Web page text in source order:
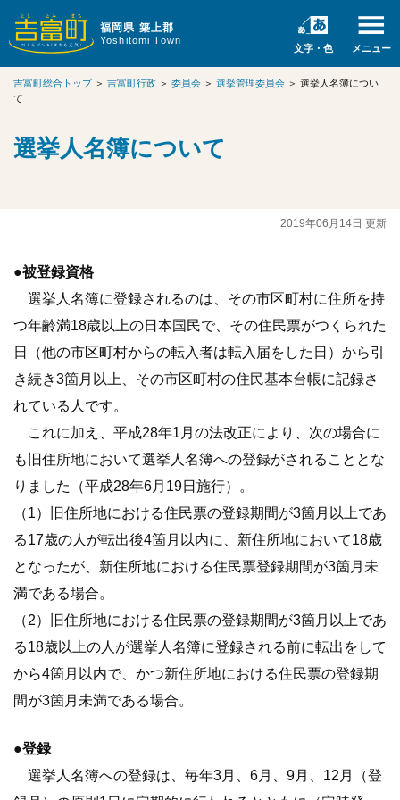
福岡県 築上郡
Yoshitomi Town
文字・色 メニュー
吉富町総合トップ＞ 吉富町行政 ＞ 委員会 ＞ 選挙管理委員会 ＞ 選挙人名簿につい
て
選挙人名簿について
2019年06月14日 更新
●被登録資格
選挙人名簿に登録されるのは、その市区町村に住所を持
つ年齢満18歳以上の日本国民で、その住民票がつくられた
日（他の市区町村からの転入者は転入届をした日）から引
き続き3箇月以上、その市区町村の住民基本台帳に記録さ
れている人です。
これに加え、平成28年1月の法改正により、次の場合に
も旧住所地において選挙人名簿への登録がされることとな
りました（平成28年6月19日施行）。
（1）旧住所地における住民票の登録期間が3箇月以上であ
る17歳の人が転出後4箇月以内に、新住所地において18歳
となったが、新住所地における住民票登録期間が3箇月未
満である場合。
（2）旧住所地における住民票の登録期間が3箇月以上であ
る18歳以上の人が選挙人名簿に登録される前に転出をして
から4箇月以内で、かつ新住所地における住民票の登録期
間が3箇月未満である場合。
●登録
選挙人名簿への登録は、毎年3月、6月、9月、12月（登